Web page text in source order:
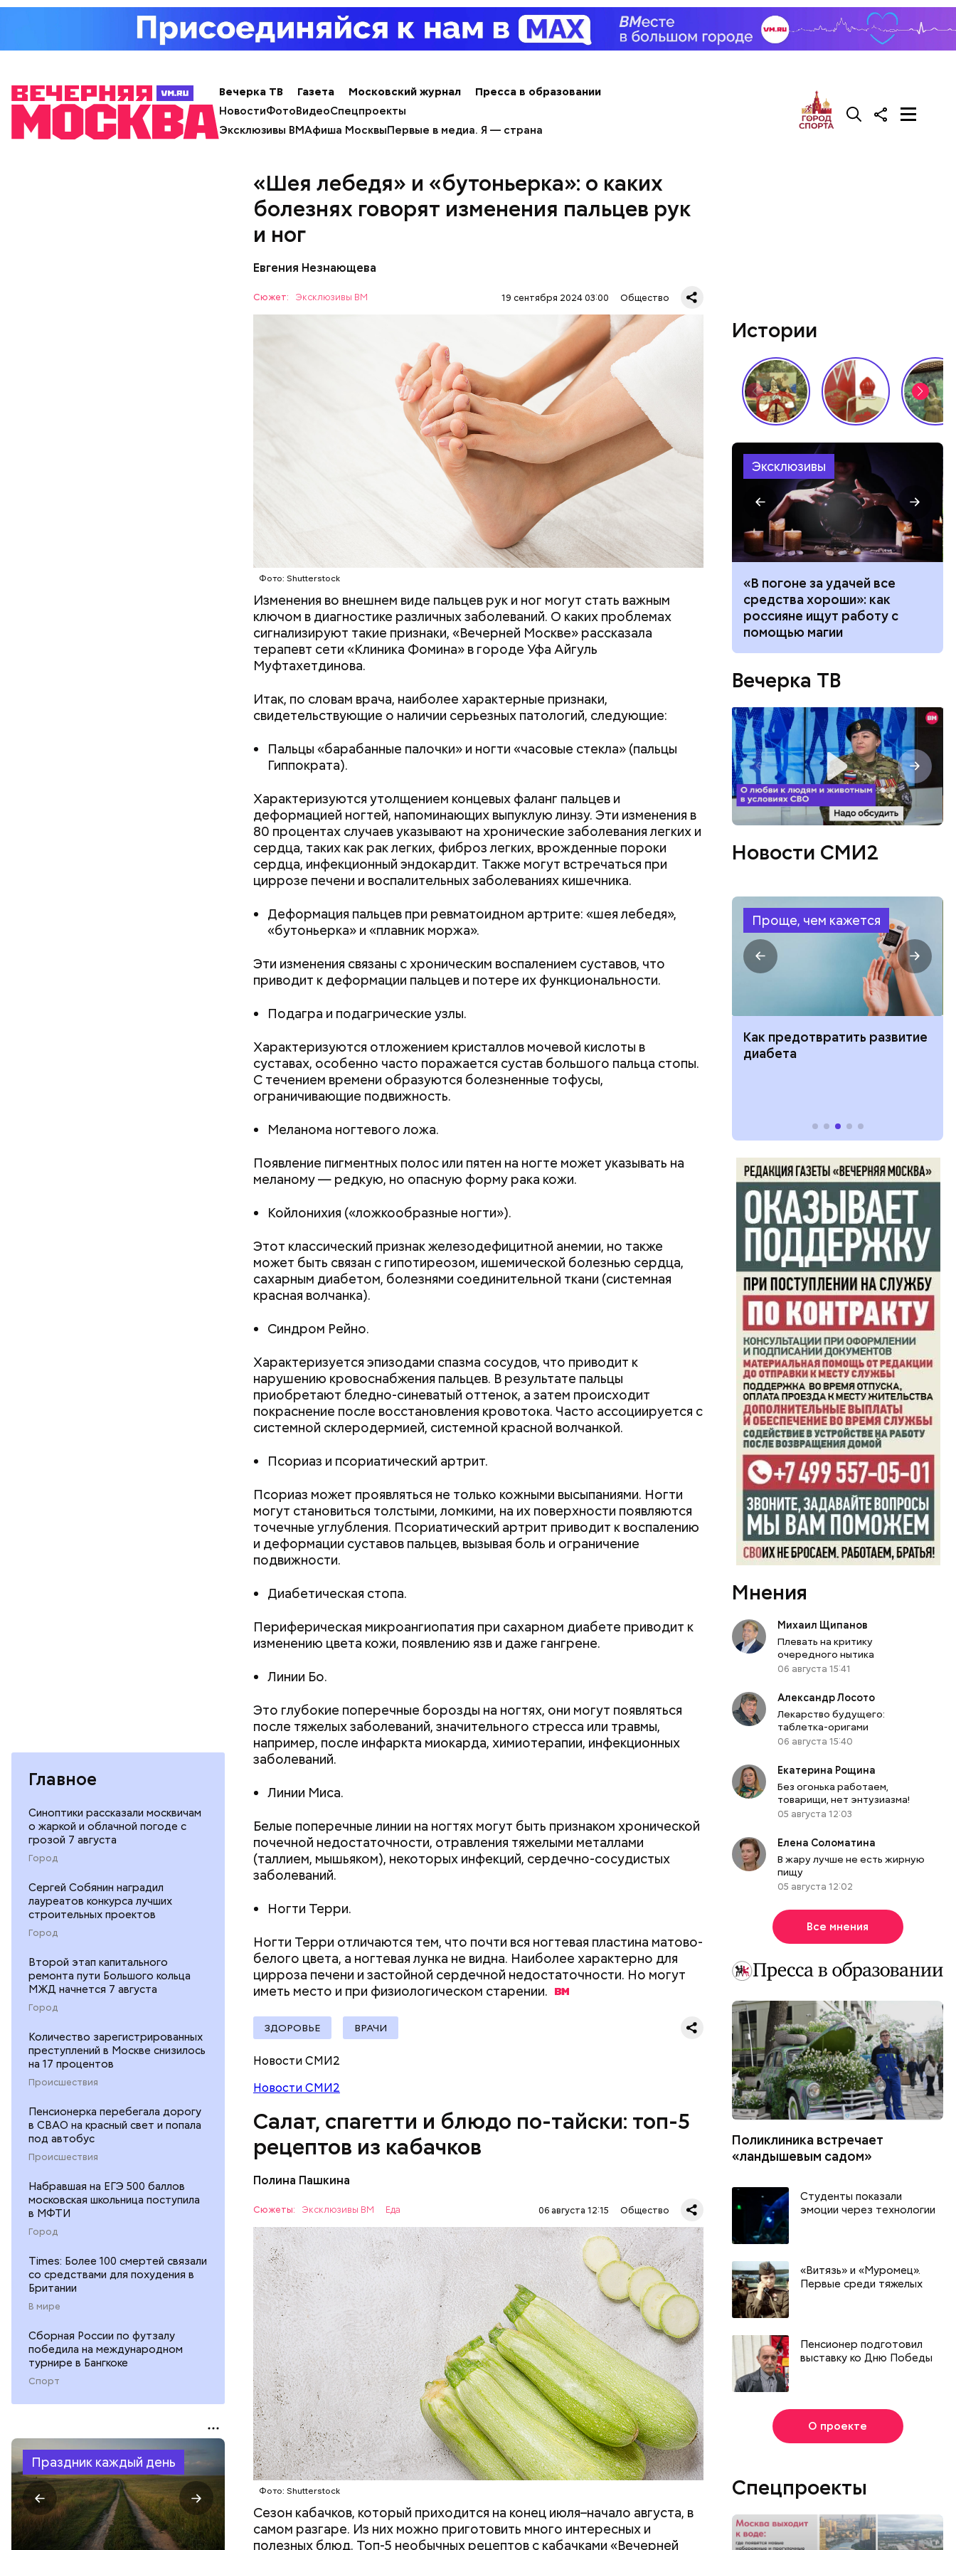
Вечерка ТВ Газета Московский журнал
Пресса в образовании
НовостиФотоВидеоСпецпроекты
Эксклюзивы ВМАфиша МосквыПервые в медиа. Я — страна
Главное
Синоптики рассказали москвичам
о жаркой и облачной погоде с
грозой 7 августа
Город
Сергей Собянин наградил
лауреатов конкурса лучших
строительных проектов
Город
Второй этап капитального
ремонта пути Большого кольца
МЖД начнется 7 августа
Город
Количество зарегистрированных
преступлений в Москве снизилось
на 17 процентов
Происшествия
Пенсионерка перебегала дорогу
в СВАО на красный свет и попала
под автобус
Происшествия
Набравшая на ЕГЭ 500 баллов
московская школьница поступила
в МФТИ
Город
Times: Более 100 смертей связали
со средствами для похудения в
Британии
В мире
Сборная России по футзалу
победила на международном
турнире в Бангкоке
Спорт
Праздник каждый день
«Шея лебедя» и «бутоньерка»: о каких
болезнях говорят изменения пальцев рук
и ног
Евгения Незнающева
Сюжет: Эксклюзивы ВМ 19 сентября 2024 03:00 Общество
Фото: Shutterstock
Изменения во внешнем виде пальцев рук и ног могут стать важным
ключом в диагностике различных заболеваний. О каких проблемах
сигнализируют такие признаки, «Вечерней Москве» рассказала
терапевт cети «Клиника Фомина» в городе Уфа Айгуль
Муфтахетдинова.
Итак, по словам врача, наиболее характерные признаки,
свидетельствующие о наличии серьезных патологий, следующие:
Пальцы «барабанные палочки» и ногти «часовые стекла» (пальцы
Гиппократа).
Характеризуются утолщением концевых фаланг пальцев и
деформацией ногтей, напоминающих выпуклую линзу. Эти изменения в
80 процентах случаев указывают на хронические заболевания легких и
сердца, таких как рак легких, фиброз легких, врожденные пороки
сердца, инфекционный эндокардит. Также могут встречаться при
циррозе печени и воспалительных заболеваниях кишечника.
Деформация пальцев при ревматоидном артрите: «шея лебедя»,
«бутоньерка» и «плавник моржа».
Эти изменения связаны с хроническим воспалением суставов, что
приводит к деформации пальцев и потере их функциональности.
Подагра и подагрические узлы.
Характеризуются отложением кристаллов мочевой кислоты в
суставах, особенно часто поражается сустав большого пальца стопы.
С течением времени образуются болезненные тофусы,
ограничивающие подвижность.
Меланома ногтевого ложа.
Появление пигментных полос или пятен на ногте может указывать на
меланому — редкую, но опасную форму рака кожи.
Койлонихия («ложкообразные ногти»).
Этот классический признак железодефицитной анемии, но также
может быть связан с гипотиреозом, ишемической болезнью сердца,
сахарным диабетом, болезнями соединительной ткани (системная
красная волчанка).
Синдром Рейно.
Характеризуется эпизодами спазма сосудов, что приводит к
нарушению кровоснабжения пальцев. В результате пальцы
приобретают бледно-синеватый оттенок, а затем происходит
покраснение после восстановления кровотока. Часто ассоциируется с
системной склеродермией, системной красной волчанкой.
Псориаз и псориатический артрит.
Псориаз может проявляться не только кожными высыпаниями. Ногти
могут становиться толстыми, ломкими, на их поверхности появляются
точечные углубления. Псориатический артрит приводит к воспалению
и деформации суставов пальцев, вызывая боль и ограничение
подвижности.
Диабетическая стопа.
Периферическая микроангиопатия при сахарном диабете приводит к
изменению цвета кожи, появлению язв и даже гангрене.
Линии Бо.
Это глубокие поперечные борозды на ногтях, они могут появляться
после тяжелых заболеваний, значительного стресса или травмы,
например, после инфаркта миокарда, химиотерапии, инфекционных
заболеваний.
Линии Миса.
Белые поперечные линии на ногтях могут быть признаком хронической
почечной недостаточности, отравления тяжелыми металлами
(таллием, мышьяком), некоторых инфекций, сердечно-сосудистых
заболеваний.
Ногти Терри.
Ногти Терри отличаются тем, что почти вся ногтевая пластина матово-
белого цвета, а ногтевая лунка не видна. Наиболее характерно для
цирроза печени и застойной сердечной недостаточности. Но могут
иметь место и при физиологическом старении.
ЗДОРОВЬЕ ВРАЧИ
Новости СМИ2
Новости СМИ2
Салат, спагетти и блюдо по-тайски: топ-5
рецептов из кабачков
Полина Пашкина
Сюжеты: Эксклюзивы ВМ Еда 06 августа 12:15 Общество
Фото: Shutterstock
Сезон кабачков, который приходится на конец июля–начало августа, в
самом разгаре. Из них можно приготовить много интересных и
полезных блюд. Топ-5 необычных рецептов с кабачками «Вечерней
Ингредиенты:
петрушка;
оливковое масло;
соль.
— Кабачки, порезанные кубиками, нужно легко обжарить на
сковороде. К ним добавляются зелень петрушки, чеснок, соль и
оливковое масло. Получается очень вкусно, — поделился рецептом
Копылов.
Спагетти из кабачков
Ингредиенты:
брынза;
помидоры черри либо грунтовые.
ЕДА ОВОЩИ РЕЦЕПТЫ
Истории
Эксклюзивы
Хотела спасти малыша: как
мать и сын погибли при
падении из окна в Раменском
Вода за 10 тысяч: поможет ли
японский напиток сбросить
лишний вес
проезжей части: как
легковушка сбила толпу
пешеходов в Омске
«В погоне за удачей все
средства хороши»: как
россияне ищут работу с
помощью магии
Вечерка ТВ
Новости СМИ2
Проще, чем кажется
рублей от государства при
трудной ситуации: кто может
претендовать и какие нужны
документы
реновации в Москве: где
искать информацию и сроки
Как предотвратить развитие
диабета
Мнения
Михаил Щипанов
Плевать на критику
очередного нытика
06 августа 15:41
Александр Лосото
Лекарство будущего:
таблетка-оригами
06 августа 15:40
Екатерина Рощина
Без огонька работаем,
товарищи, нет энтузиазма!
05 августа 12:03
Елена Соломатина
В жару лучше не есть жирную
пищу
05 августа 12:02
Все мнения
Поликлиника встречает
«ландышевым садом»
Студенты показали
эмоции через технологии
«Витязь» и «Муромец».
Первые среди тяжелых
Пенсионер подготовил
выставку ко Дню Победы
О проекте
Спецпроекты